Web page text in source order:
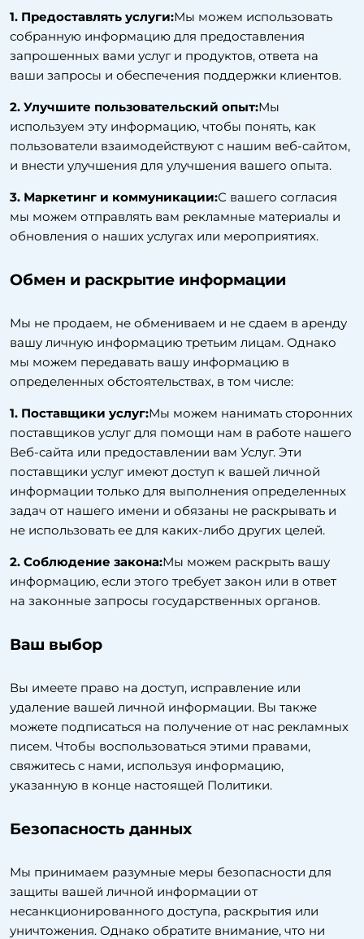
1. Предоставлять услуги:Мы можем использовать
собранную информацию для предоставления
запрошенных вами услуг и продуктов, ответа на
ваши запросы и обеспечения поддержки клиентов.
2. Улучшите пользовательский опыт:Мы
используем эту информацию, чтобы понять, как
пользователи взаимодействуют с нашим веб-сайтом,
и внести улучшения для улучшения вашего опыта.
3. Маркетинг и коммуникации:С вашего согласия
мы можем отправлять вам рекламные материалы и
обновления о наших услугах или мероприятиях.
Обмен и раскрытие информации
Мы не продаем, не обмениваем и не сдаем в аренду
вашу личную информацию третьим лицам. Однако
мы можем передавать вашу информацию в
определенных обстоятельствах, в том числе:
1. Поставщики услуг:Мы можем нанимать сторонних
поставщиков услуг для помощи нам в работе нашего
Веб-сайта или предоставлении вам Услуг. Эти
поставщики услуг имеют доступ к вашей личной
информации только для выполнения определенных
задач от нашего имени и обязаны не раскрывать и
не использовать ее для каких-либо других целей.
2. Соблюдение закона:Мы можем раскрыть вашу
информацию, если этого требует закон или в ответ
на законные запросы государственных органов.
Ваш выбор
Вы имеете право на доступ, исправление или
удаление вашей личной информации. Вы также
можете подписаться на получение от нас рекламных
писем. Чтобы воспользоваться этими правами,
свяжитесь с нами, используя информацию,
указанную в конце настоящей Политики.
Безопасность данных
Мы принимаем разумные меры безопасности для
защиты вашей личной информации от
несанкционированного доступа, раскрытия или
уничтожения. Однако обратите внимание, что ни